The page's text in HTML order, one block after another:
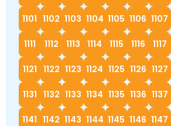
1101 1102 1103 1104 1105 1106 1107
1111 1112 1113 1114 1115 1116 1117
1121 1122 1123 1124 1125 1126 1127
1131 1132 1133 1134 1135 1136 1137
1141 1142 1143 1144 1145 1146 1147